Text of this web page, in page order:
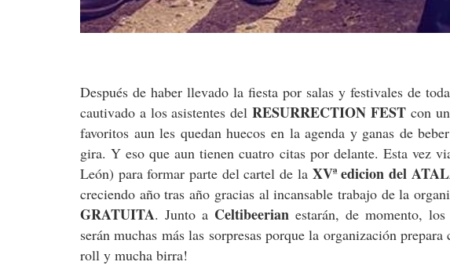
Después de haber llevado la fiesta por salas y festivales de
cautivado a los asistentes delRESURRECTION FESTcon
favoritos aun les quedan huecos en la agenda y ganas de
gira. Y eso que aun tienen cuatro citas por delante. Esta vez
León) para formar parte del cartel de la XVª edicion del
creciendo año tras año gracias al incansable trabajo de la
GRATUITA. Junto a Celtibeerianestarán, de momento, los
serán muchas más las sorpresas porque la organización
roll y mucha birra!